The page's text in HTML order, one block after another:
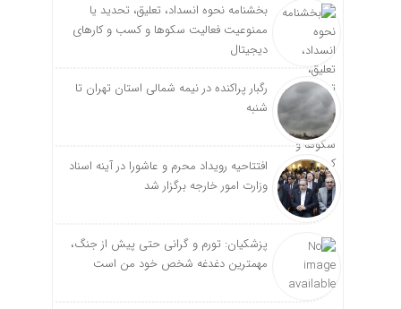
بخشنامه نحوه انسداد، تعلیق، تحدید یا
ممنوعیت فعالیت سکوها و کسب و کارهای
دیجیتال
رگبار پراکنده در نیمه شمالی استان تهران تا
شنبه
افتتاحیه رویداد محرم و عاشورا در آینه اسناد
وزارت امور خارجه برگزار شد
پزشکیان: تورم و گرانی حتی پیش از جنگ،
مهمترین دغدغه شخص خود من است